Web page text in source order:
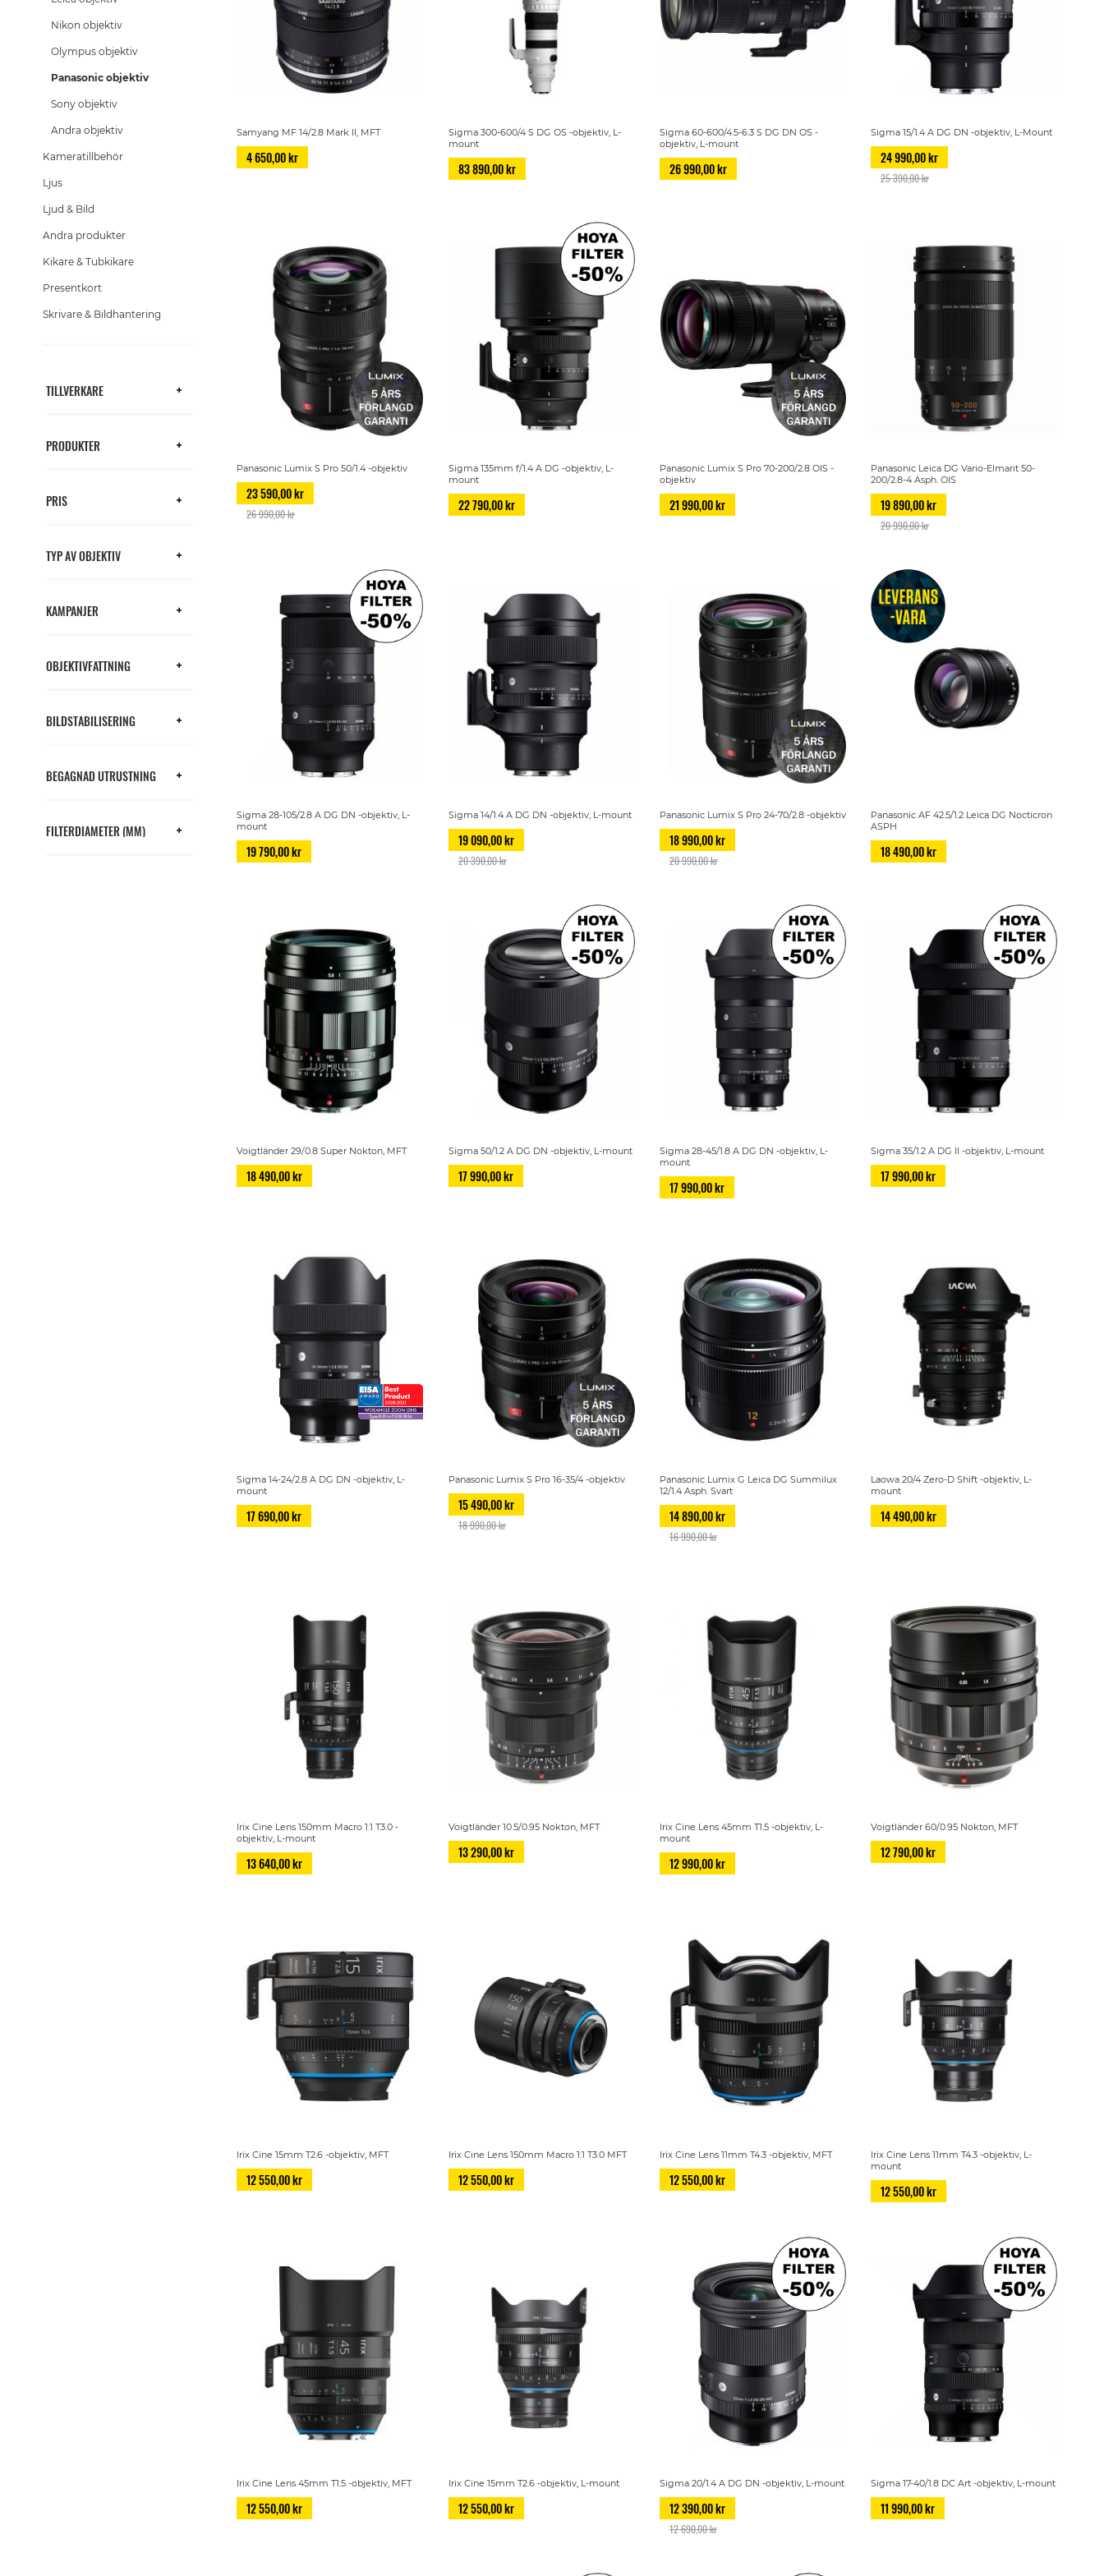
Samyang MF 14/2.8 Mark II, MFT
4 650,00 kr
Sigma 300-600/4 S DG OS -objektiv, L-
mount
83 890,00 kr
Sigma 60-600/4.5-6.3 S DG DN OS -
objektiv, L-mount
26 990,00 kr
Sigma 15/1.4 A DG DN -objektiv, L-Mount
24 990,00 kr
25 390,00 kr
Panasonic Lumix S Pro 50/1.4 -objektiv
23 590,00 kr
26 990,00 kr
Sigma 135mm f/1.4 A DG -objektiv, L-
mount
22 790,00 kr
Panasonic Lumix S Pro 70-200/2.8 OIS -
objektiv
21 990,00 kr
Panasonic Leica DG Vario-Elmarit 50-
200/2.8-4 Asph. OIS
19 890,00 kr
20 990,00 kr
Sigma 28-105/2.8 A DG DN -objektiv, L-
mount
19 790,00 kr
Sigma 14/1.4 A DG DN -objektiv, L-mount
19 090,00 kr
20 390,00 kr
Panasonic Lumix S Pro 24-70/2.8 -objektiv
18 990,00 kr
20 990,00 kr
Panasonic AF 42.5/1.2 Leica DG Nocticron
ASPH
18 490,00 kr
Voigtländer 29/0.8 Super Nokton, MFT
18 490,00 kr
Sigma 50/1.2 A DG DN -objektiv, L-mount
17 990,00 kr
Sigma 28-45/1.8 A DG DN -objektiv, L-
mount
17 990,00 kr
Sigma 35/1.2 A DG II -objektiv, L-mount
17 990,00 kr
Sigma 14-24/2.8 A DG DN -objektiv, L-
mount
17 690,00 kr
Panasonic Lumix S Pro 16-35/4 -objektiv
15 490,00 kr
18 990,00 kr
Panasonic Lumix G Leica DG Summilux
12/1.4 Asph. Svart
14 890,00 kr
16 990,00 kr
Laowa 20/4 Zero-D Shift -objektiv, L-
mount
14 490,00 kr
Irix Cine Lens 150mm Macro 1:1 T3.0 -
objektiv, L-mount
13 640,00 kr
Voigtländer 10.5/0.95 Nokton, MFT
13 290,00 kr
Irix Cine Lens 45mm T1.5 -objektiv, L-
mount
12 990,00 kr
Voigtländer 60/0.95 Nokton, MFT
12 790,00 kr
Irix Cine 15mm T2.6 -objektiv, MFT
12 550,00 kr
Irix Cine Lens 150mm Macro 1:1 T3.0 MFT
12 550,00 kr
Irix Cine Lens 11mm T4.3 -objektiv, MFT
12 550,00 kr
Irix Cine Lens 11mm T4.3 -objektiv, L-
mount
12 550,00 kr
Irix Cine Lens 45mm T1.5 -objektiv, MFT
12 550,00 kr
Irix Cine 15mm T2.6 -objektiv, L-mount
12 550,00 kr
Sigma 20/1.4 A DG DN -objektiv, L-mount
12 390,00 kr
12 690,00 kr
Sigma 17-40/1.8 DC Art -objektiv, L-mount
11 990,00 kr
Nikon objektiv
Olympus objektiv
Panasonic objektiv
Sony objektiv
Andra objektiv
Kameratillbehör
Ljus
Ljud & Bild
Andra produkter
Kikare & Tubkikare
Presentkort
Skrivare & Bildhantering
TILLVERKARE
PRODUKTER
PRIS
TYP AV OBJEKTIV
KAMPANJER
OBJEKTIVFATTNING
BILDSTABILISERING
BEGAGNAD UTRUSTNING
FILTERDIAMETER (MM)